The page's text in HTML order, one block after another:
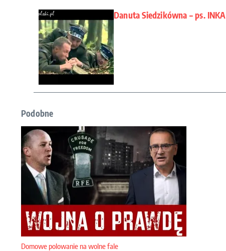
Danuta Siedzikówna – ps. INKA
Podobne
Domowe polowanie na wolne fale